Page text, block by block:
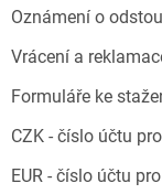
Oznámení o
Vrácení a
Formuláře ke
CZK - číslo účtu
EUR - číslo účtu